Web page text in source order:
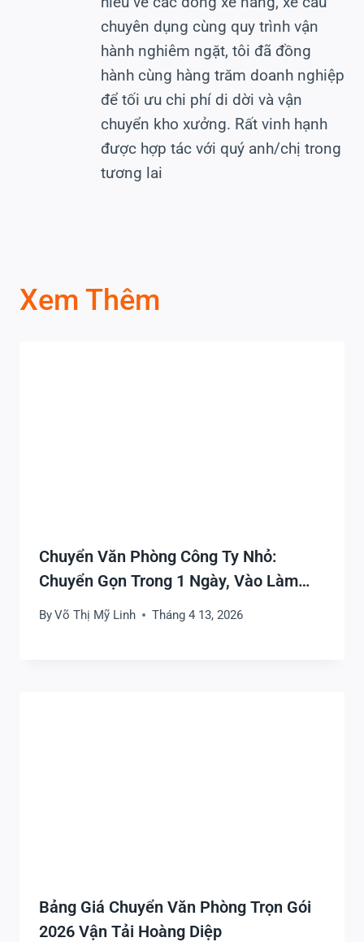
chuyên dụng cùng quy trình vận
hành nghiêm ngặt, tôi đã đồng
hành cùng hàng trăm doanh nghiệp
để tối ưu chi phí di dời và vận
chuyển kho xưởng. Rất vinh hạnh
được hợp tác với quý anh/chị trong
tương lai
Xem Thêm
Chuyển Văn Phòng Công Ty Nhỏ:
Chuyển Gọn Trong 1 Ngày, Vào Làm
Sớm
ByVõ Thị Mỹ Linh Tháng 4 13, 2026
Bảng Giá Chuyển Văn Phòng Trọn Gói
2026 Vận Tải Hoàng Diệp